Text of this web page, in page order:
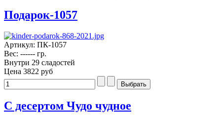
Подарок-1057
Артикул: ПК-1057
Вес: ------ гр.
Внутри 29 сладостей
Цена 3822 руб
С десертом Чудо чудное